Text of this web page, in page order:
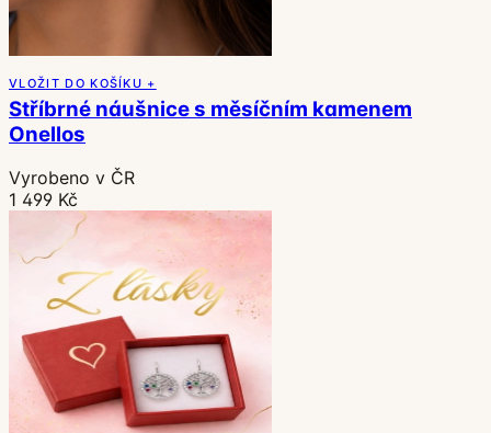
VLOŽIT DO KOŠÍKU +
Stříbrné náušnice s měsíčním kamenem
Onellos
Vyrobeno v ČR
1 499 Kč